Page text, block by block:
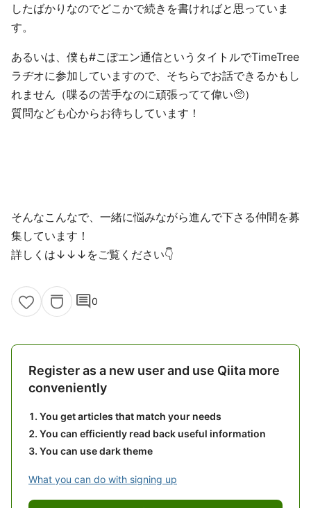
したばかりなのでどこかで続きを書ければと思っていま
す。
あるいは、僕も#こぽエン通信というタイトルでTimeTree
ラヂオに参加していますので、そちらでお話できるかもし
れません（喋るの苦手なのに頑張ってて偉い🥺）
質問なども心からお待ちしています！
そんなこんなで、一緒に悩みながら進んで下さる仲間を募
集しています！
詳しくは↓↓↓をご覧ください👇
comment0
Register as a new user and use Qiita more
conveniently
You get articles that match your needs
You can efficiently read back useful information
You can use dark theme
What you can do with signing up